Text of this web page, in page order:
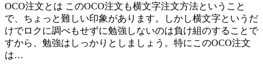
OCO注文とは このOCO注文も横文字注文方法ということ
で、ちょっと難しい印象があります。しかし横文字というだ
けでロクに調べもせずに勉強しないのは負け組のすることで
すから、勉強はしっかりとしましょう。特にこのOCO注文
は…